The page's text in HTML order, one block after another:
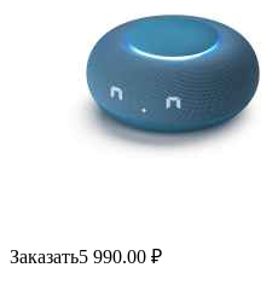
Заказать5 990.00 ₽